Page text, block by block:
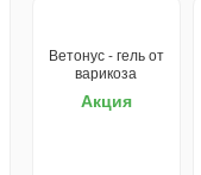
Ветонус - гель от
варикоза
Акция